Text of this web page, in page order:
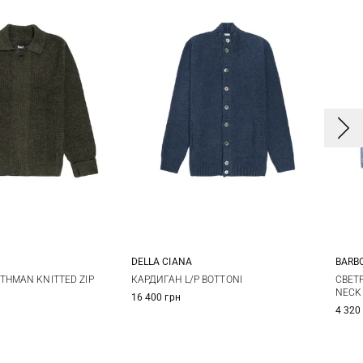
L XL
KNITTED ZIP
48 50
DELLA CIANA
КАРДИГАН L/P BOTTONI
16 400 грн
M
4 320